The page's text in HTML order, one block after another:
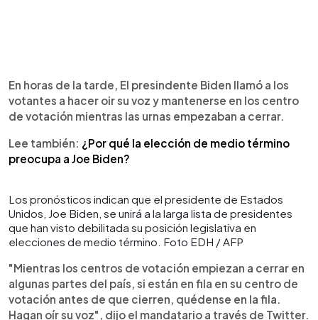
En horas de la tarde, El presindente Biden llamó a los
votantes a hacer oir su voz y mantenerse en los centro
de votación mientras las urnas empezaban a cerrar.
Lee también: ¿Por qué la elección de medio término
preocupa a Joe Biden?
Los pronósticos indican que el presidente de Estados
Unidos, Joe Biden, se unirá a la larga lista de presidentes
que han visto debilitada su posición legislativa en
elecciones de medio término. Foto EDH / AFP
"Mientras los centros de votación empiezan a cerrar en
algunas partes del país, si están en fila en su centro de
votación antes de que cierren, quédense en la fila.
Hagan oír su voz", dijo el mandatario a través de Twitter.